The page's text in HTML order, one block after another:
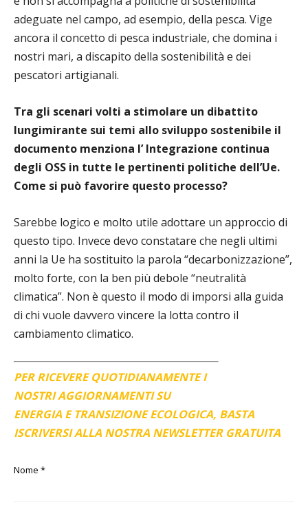
adeguate nel campo, ad esempio, della pesca. Vige
ancora il concetto di pesca industriale, che domina i
nostri mari, a discapito della sostenibilità e dei
pescatori artigianali.
Tra gli scenari volti a stimolare un dibattito
lungimirante sui temi allo sviluppo sostenibile il
documento menziona l’ Integrazione continua
degli OSS in tutte le pertinenti politiche dell’Ue.
Come si può favorire questo processo?
Sarebbe logico e molto utile adottare un approccio di
questo tipo. Invece devo constatare che negli ultimi
anni la Ue ha sostituito la parola “decarbonizzazione”,
molto forte, con la ben più debole “neutralità
climatica”. Non è questo il modo di imporsi alla guida
di chi vuole davvero vincere la lotta contro il
cambiamento climatico.
PER RICEVERE QUOTIDIANAMENTE I
NOSTRI AGGIORNAMENTI SU
ENERGIA E TRANSIZIONE ECOLOGICA, BASTA
ISCRIVERSI ALLA NOSTRA NEWSLETTER GRATUITA
Nome *